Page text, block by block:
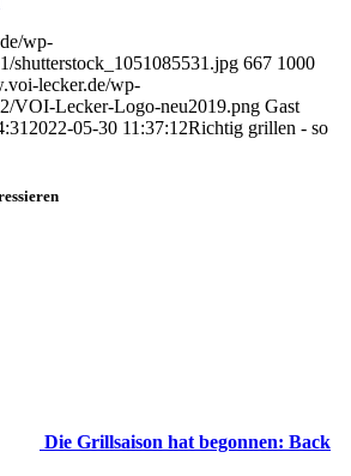
wp-
shutterstock_1051085531.jpg 667 1000
lecker.de/wp-
VOI-Lecker-Logo-neu2019.png Gast
2022-05-30 11:37:12Richtig grillen - so
Die Grillsaison hat begonnen: Back